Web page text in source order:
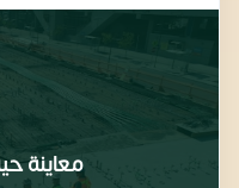
معاينة